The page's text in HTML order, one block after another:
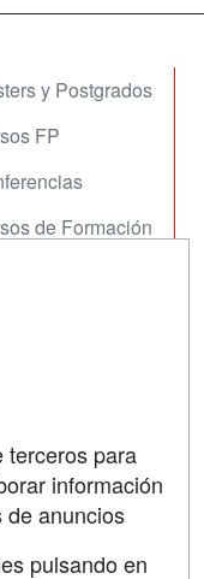
y Postgrados
FP
de Formación
terceros para
información
de anuncios
pulsando en